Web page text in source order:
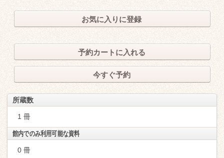
お気に入りに登録
予約カートに入れる
今すぐ予約
所蔵数
1 冊
館内でのみ利用可能な資料
0 冊